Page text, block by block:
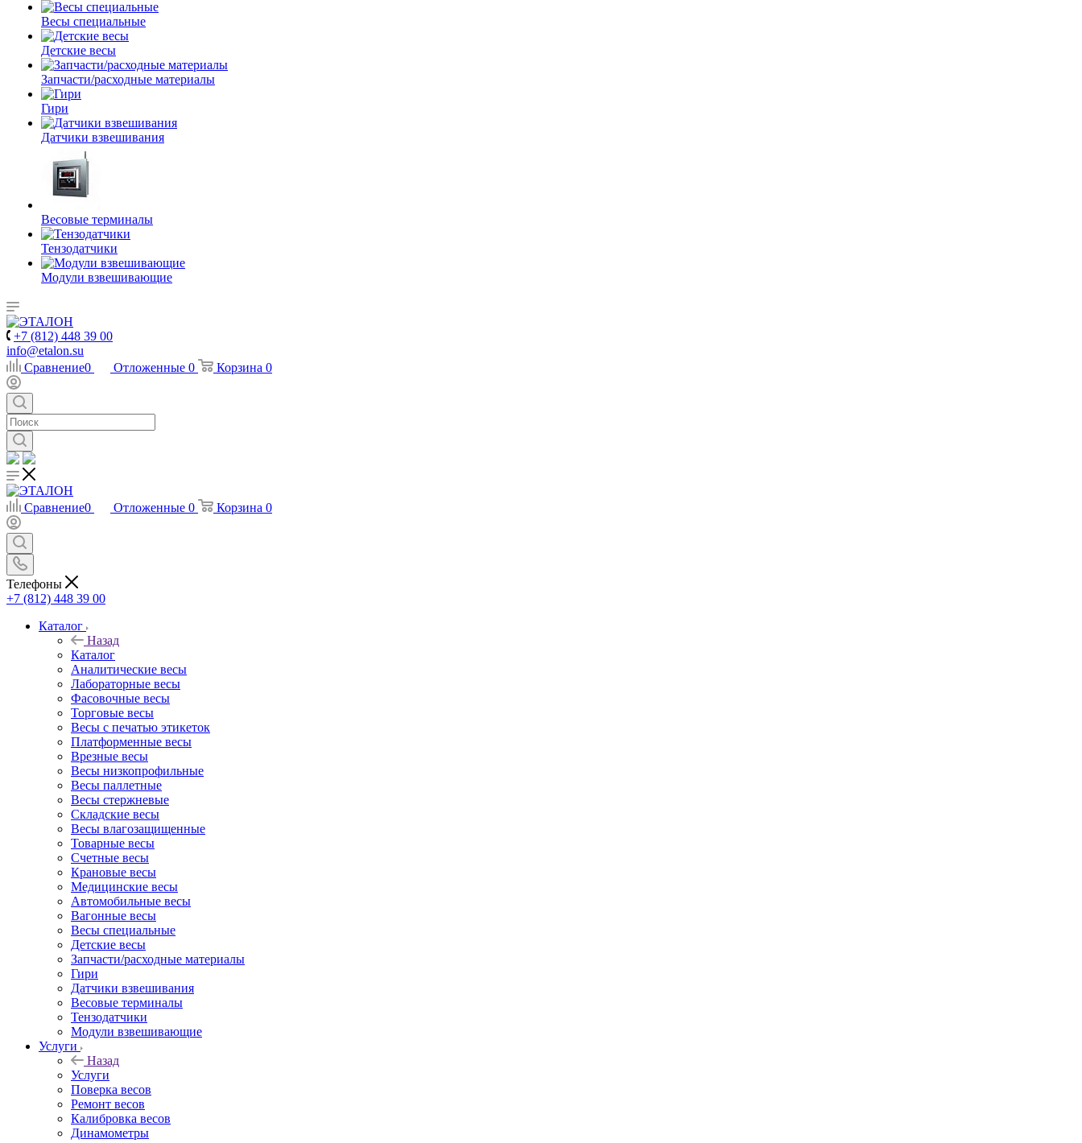
Весы специальные
Детские весы
Запчасти/расходные материалы
Гири
Датчики взвешивания
Весовые терминалы
Тензодатчики
Модули взвешивающие
+7 (812) 448 39 00
info@etalon.su
Сравнение0 Отложенные 0 Корзина 0
Сравнение0 Отложенные 0 Корзина 0
Телефоны
+7 (812) 448 39 00
Каталог
Назад
Каталог
Аналитические весы
Лабораторные весы
Фасовочные весы
Торговые весы
Весы с печатью этикеток
Платформенные весы
Врезные весы
Весы низкопрофильные
Весы паллетные
Весы стержневые
Складские весы
Весы влагозащищенные
Товарные весы
Счетные весы
Крановые весы
Медицинские весы
Автомобильные весы
Вагонные весы
Весы специальные
Детские весы
Запчасти/расходные материалы
Гири
Датчики взвешивания
Весовые терминалы
Тензодатчики
Модули взвешивающие
Услуги
Назад
Услуги
Поверка весов
Ремонт весов
Калибровка весов
Динамометры